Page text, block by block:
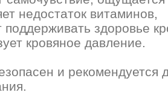
недостаток витаминов,
поддерживать здоровье
кровяное давление.
и рекомендуется